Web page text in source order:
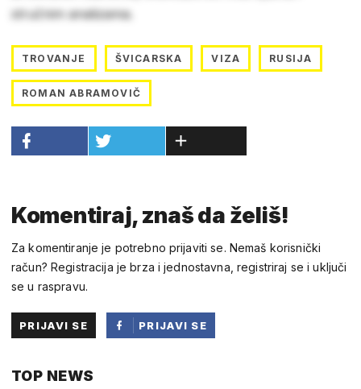
stručnim analizama.
TROVANJE ŠVICARSKA VIZA RUSIJA
ROMAN ABRAMOVIČ
Komentiraj, znaš da želiš!
Za komentiranje je potrebno prijaviti se. Nemaš korisnički
račun? Registracija je brza i jednostavna, registriraj se i uključi
se u raspravu.
PRIJAVI SE
PRIJAVI SE
TOP NEWS